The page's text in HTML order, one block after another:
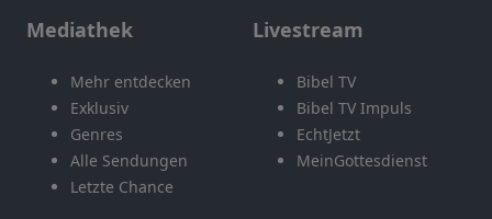
Mediathek
Mehr entdecken
Exklusiv
Genres
Alle Sendungen
Letzte Chance
Livestream
Bibel TV
Bibel TV Impuls
EchtJetzt
MeinGottesdienst